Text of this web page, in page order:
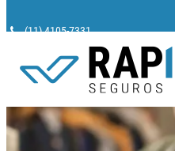
(11) 4105-7331